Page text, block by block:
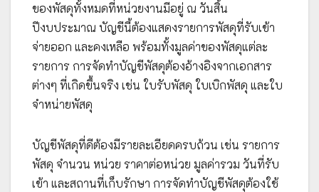
ของพัสดุทั้งหมดที่หน่วยงานมีอยู่ ณ วันสิ้น
ปีงบประมาณ บัญชีนี้ต้องแสดงรายการพัสดุที่รับเข้า
จ่ายออก และคงเหลือ พร้อมทั้งมูลค่าของพัสดุแต่ละ
รายการ การจัดทำบัญชีพัสดุต้องอ้างอิงจากเอกสาร
ต่างๆ ที่เกิดขึ้นจริง เช่น ใบรับพัสดุ ใบเบิกพัสดุ และใบ
จำหน่ายพัสดุ
บัญชีพัสดุที่ดีต้องมีรายละเอียดครบถ้วน เช่น รายการ
พัสดุ จำนวน หน่วย ราคาต่อหน่วย มูลค่ารวม วันที่รับ
เข้า และสถานที่เก็บรักษา การจัดทำบัญชีพัสดุต้องใช้